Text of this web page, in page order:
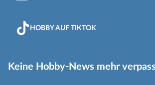
HOBBY AUF TIKTOK
Keine Hobby-News mehr